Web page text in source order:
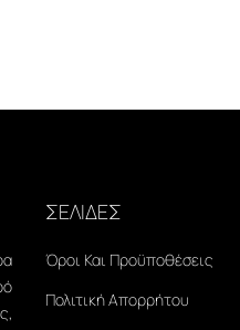
ΣΕΛΙΔΕΣ
Όροι Και Προϋποθέσεις
Πολιτική Απορρήτου